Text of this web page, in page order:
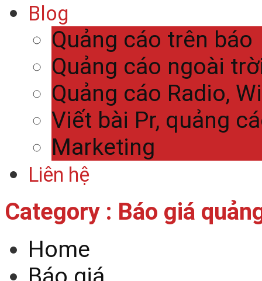
Blog
Quảng cáo trên báo
Quảng cáo ngoài
Quảng cáo Radio,
Viết bài Pr, quảng
Marketing
Liên hệ
Category : Báo giá
Home